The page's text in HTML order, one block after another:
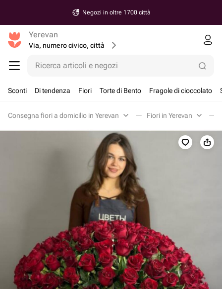
Negozi in oltre 1700 città
Yerevan
Via, numero civico, città
Ricerca articoli e negozi
Sconti Di tendenza Fiori Torte di Bento Fragole di cioccolato
Consegna fiori a domicilio in Yerevan Fiori in Yerevan